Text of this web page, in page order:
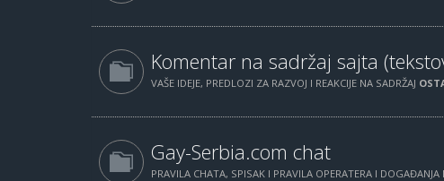
Komentar na sadržaj sajta
VAŠE IDEJE, PREDLOZI ZA RAZVOJ I REAKCIJE NA SADRŽAJ
Gay-Serbia.com chat
PRAVILA CHATA, SPISAK I PRAVILA OPERATERA I